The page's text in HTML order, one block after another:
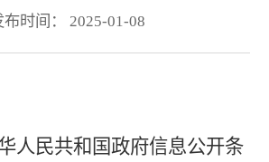
布时间： 2025-01-08
人民共和国政府信息公开条